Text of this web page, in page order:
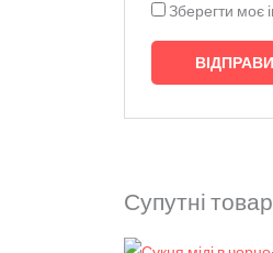
Зберегти моє
Супутні